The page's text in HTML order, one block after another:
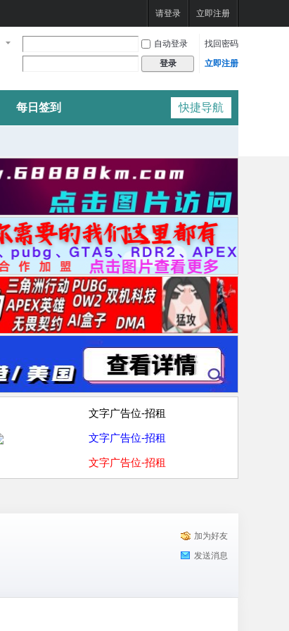
请登录 立即注册
自动登录
找回密码
登录 立即注册
快捷导航
每日签到
文字广告位-招租
文字广告位-招租
文字广告位-招租
加为好友
发送消息